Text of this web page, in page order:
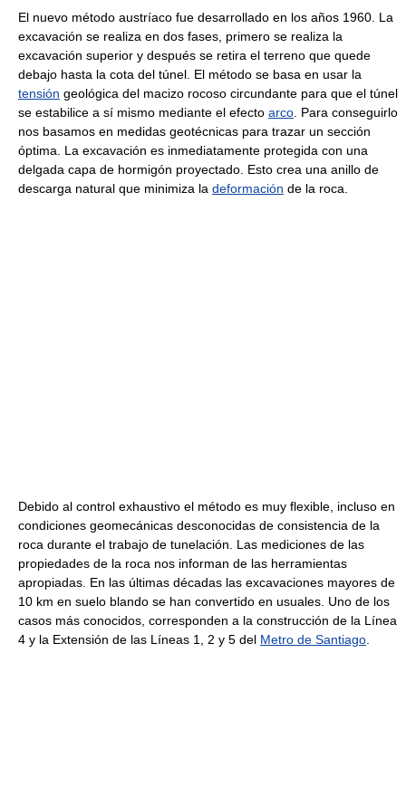
El nuevo método austríaco fue desarrollado en los años 1960. La
excavación se realiza en dos fases, primero se realiza la
excavación superior y después se retira el terreno que quede
debajo hasta la cota del túnel. El método se basa en usar la
tensión geológica del macizo rocoso circundante para que el túnel
se estabilice a sí mismo mediante el efecto arco. Para conseguirlo
nos basamos en medidas geotécnicas para trazar un sección
óptima. La excavación es inmediatamente protegida con una
delgada capa de hormigón proyectado. Esto crea una anillo de
descarga natural que minimiza la deformación de la roca.
Debido al control exhaustivo el método es muy flexible, incluso en
condiciones geomecánicas desconocidas de consistencia de la
roca durante el trabajo de tunelación. Las mediciones de las
propiedades de la roca nos informan de las herramientas
apropiadas. En las últimas décadas las excavaciones mayores de
10 km en suelo blando se han convertido en usuales. Uno de los
casos más conocidos, corresponden a la construcción de la Línea
4 y la Extensión de las Líneas 1, 2 y 5 del Metro de Santiago.